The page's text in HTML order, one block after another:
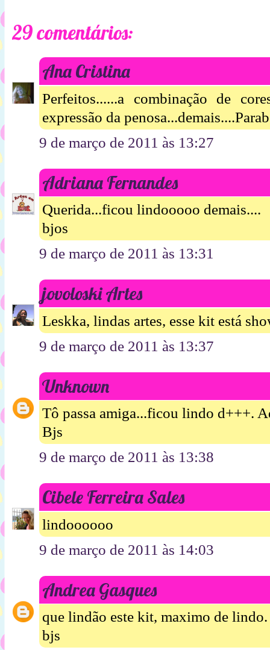
29 comentários:
Ana Cristina
Perfeitos......a combinação de
expressão da
9 de março de 2011 às 13:27
Adriana Fernandes
Querida...ficou lindooooo demais....
bjos
9 de março de 2011 às 13:31
jovoloski Artes
Leskka, lindas artes, esse kit está
9 de março de 2011 às 13:37
Unknown
Tô passa amiga...ficou lindo d+++.
Bjs
9 de março de 2011 às 13:38
Cibele Ferreira Sales
lindoooooo
9 de março de 2011 às 14:03
Andrea Gasques
que lindão este kit, maximo de lindo.
bjs